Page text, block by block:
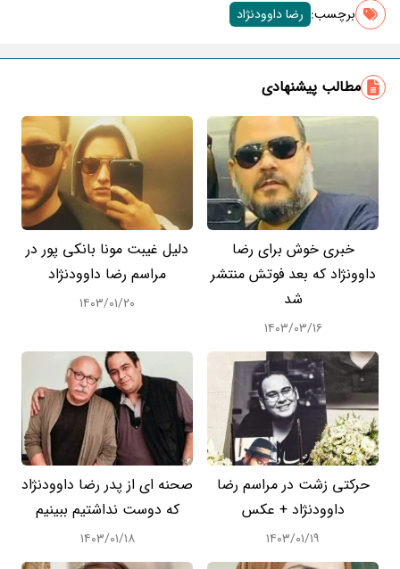
برچسب‌: رضا داوودنژاد
مطالب پیشنهادی
خبری خوش برای رضا
داوونژاد که بعد فوتش منتشر
شد
۱۴۰۳/۰۳/۱۶
دلیل غیبت مونا بانکی پور در
مراسم رضا داوودنژاد
۱۴۰۳/۰۱/۲۰
حرکتی زشت در مراسم رضا
داوودنژاد + عکس
۱۴۰۳/۰۱/۱۹
صحنه ای از پدر رضا داوودنژاد
که دوست نداشتیم ببینیم
۱۴۰۳/۰۱/۱۸